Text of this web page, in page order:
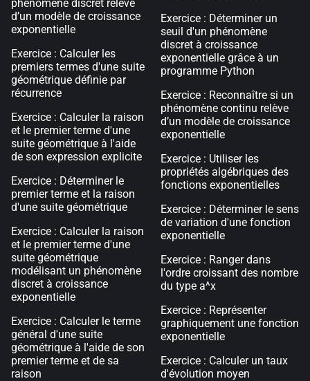
phénomène discret relève
d’un modèle de croissance
exponentielle
Exercice : Calculer les
premiers termes d'une suite
géométrique définie par
récurrence
Exercice : Calculer la raison
et le premier terme d'une
suite géométrique à l'aide
de son expression explicite
Exercice : Déterminer le
premier terme et la raison
d'une suite géométrique
Exercice : Calculer la raison
et le premier terme d'une
suite géométrique
modélisant un phénomène
discret à croissance
exponentielle
Exercice : Calculer le terme
général d'une suite
géométrique à l'aide de son
premier terme et de sa
raison
Exercice : Déterminer un
seuil d'un phénomène
discret à croissance
exponentielle grâce à un
programme Python
Exercice : Reconnaître si un
phénomène continu relève
d’un modèle de croissance
exponentielle
Exercice : Utiliser les
propriétés algébriques des
fonctions exponentielles
Exercice : Déterminer le sens
de variation d'une fonction
exponentielle
Exercice : Ranger dans
l'ordre croissant des nombre
du type a^x
Exercice : Représenter
graphiquement une fonction
exponentielle
Exercice : Calculer un taux
d'évolution moyen